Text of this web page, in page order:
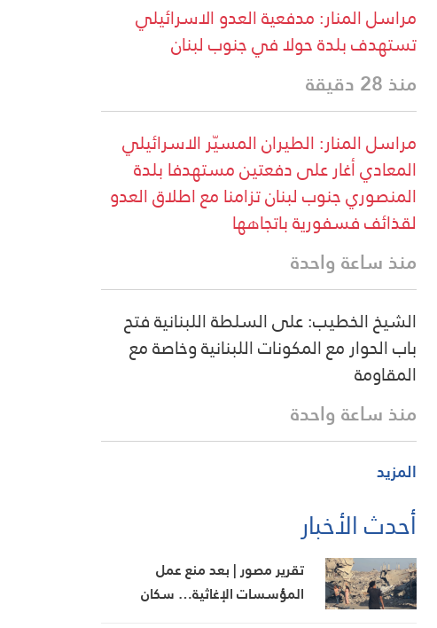
مراسل المنار: مدفعية العدو الاسرائيلي
تستهدف بلدة حولا في جنوب لبنان
منذ 28 دقيقة
مراسل المنار: الطيران المسيّر الاسرائيلي
المعادي أغار على دفعتين مستهدفا بلدة
المنصوري جنوب لبنان تزامنا مع اطلاق العدو
لقذائف فسفورية باتجاهها
منذ ساعة واحدة
الشيخ الخطيب: على السلطة اللبنانية فتح
باب الحوار مع المكونات اللبنانية وخاصة مع
المقاومة
منذ ساعة واحدة
المزيد
أحدث الأخبار
تقرير مصور | بعد منع عمل
المؤسسات الإغاثية… سكان